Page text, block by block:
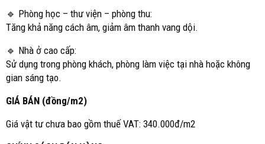
🔹 Phòng học – thư viện – phòng thu:
Tăng khả năng cách âm, giảm âm thanh vang dội.
🔹 Nhà ở cao cấp:
Sử dụng trong phòng khách, phòng làm việc tại nhà hoặc không
gian sáng tạo.
GIÁ BÁN (đồng/m2)
Giá vật tư chưa bao gồm thuế VAT: 340.000đ/m2